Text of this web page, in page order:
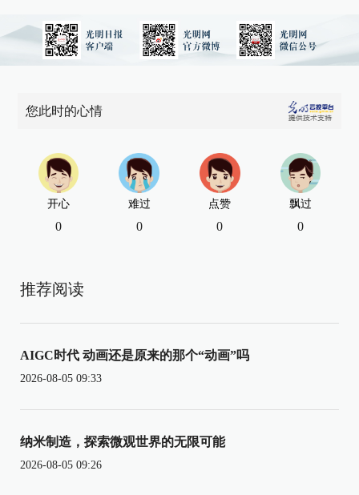
您此时的心情
开心
0
难过
0
点赞
0
飘过
0
推荐阅读
AIGC时代 动画还是原来的那个“动画”吗
2026-08-05 09:33
纳米制造，探索微观世界的无限可能
2026-08-05 09:26